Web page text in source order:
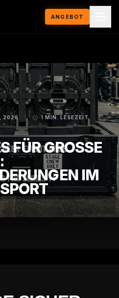
ANGEBOT
2026 | 1 MIN. LESEZEIT
GROSSE L
IM E